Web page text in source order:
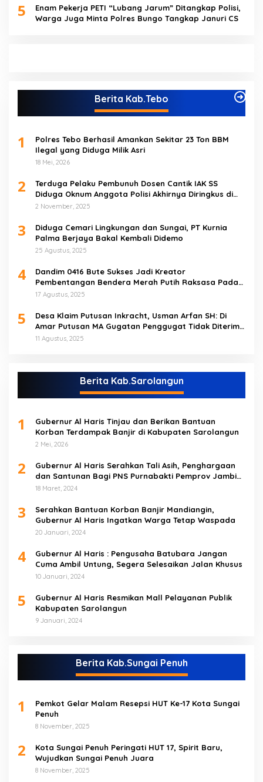
5
Enam Pekerja PETI “Lubang Jarum” Ditangkap Polisi,
Warga Juga Minta Polres Bungo Tangkap Januri CS
Berita Kab.Tebo
1
Polres Tebo Berhasil Amankan Sekitar 23 Ton BBM
Ilegal yang Diduga Milik Asri
18 Mei, 2026
2
Terduga Pelaku Pembunuh Dosen Cantik IAK SS
Diduga Oknum Anggota Polisi Akhirnya Diringkus di
Tebo Tengah
2 November, 2025
3
Diduga Cemari Lingkungan dan Sungai, PT Kurnia
Palma Berjaya Bakal Kembali Didemo
25 Agustus, 2025
4
Dandim 0416 Bute Sukses Jadi Kreator
Pembentangan Bendera Merah Putih Raksasa Pada
Peringatan HUT RI ke 80 di Tebo
17 Agustus, 2025
5
Desa Klaim Putusan Inkracht, Usman Arfan SH: Di
Amar Putusan MA Gugatan Penggugat Tidak Diterima
(NO)
11 Agustus, 2025
Berita Kab.Sarolangun
1
Gubernur Al Haris Tinjau dan Berikan Bantuan
Korban Terdampak Banjir di Kabupaten Sarolangun
2 Mei, 2026
2
Gubernur Al Haris Serahkan Tali Asih, Penghargaan
dan Santunan Bagi PNS Purnabakti Pemprov Jambi
Yang Berada di Sarolangun
18 Maret, 2024
3
Serahkan Bantuan Korban Banjir Mandiangin,
Gubernur Al Haris Ingatkan Warga Tetap Waspada
20 Januari, 2024
4
Gubernur Al Haris : Pengusaha Batubara Jangan
Cuma Ambil Untung, Segera Selesaikan Jalan Khusus
10 Januari, 2024
5
Gubernur Al Haris Resmikan Mall Pelayanan Publik
Kabupaten Sarolangun
9 Januari, 2024
Berita Kab.Sungai Penuh
1
Pemkot Gelar Malam Resepsi HUT Ke-17 Kota Sungai
Penuh
8 November, 2025
2
Kota Sungai Penuh Peringati HUT 17, Spirit Baru,
Wujudkan Sungai Penuh Juara
8 November, 2025